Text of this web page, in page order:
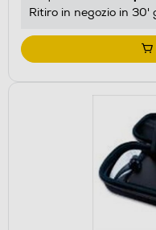
Ritiro in negozio in 30'